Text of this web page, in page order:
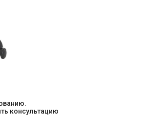
консультацию